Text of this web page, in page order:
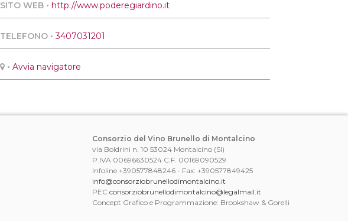
SITO WEB •http://www.poderegiardino.it
TELEFONO •3407031201
• Avvia navigatore
Consorzio del Vino Brunello di Montalcino
via Boldrini n. 10 53024 Montalcino (SI)
P.IVA 00696630524 C.F. 00169090529
Infoline +390577848246 - Fax: +390577849425
info@consorziobrunellodimontalcino.it
PEC consorziobrunellodimontalcino@legalmail.it
Concept Grafico e Programmazione: Brookshaw & Gorelli